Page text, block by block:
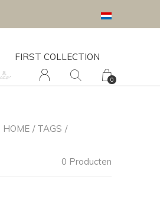
FIRST COLLECTION
0
HOME TAGS
0 Producten